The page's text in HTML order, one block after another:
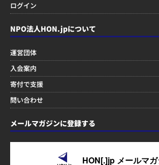
ログイン
NPO法人HON.jpについて
運営団体
入会案内
寄付で支援
問い合わせ
メールマガジンに登録する